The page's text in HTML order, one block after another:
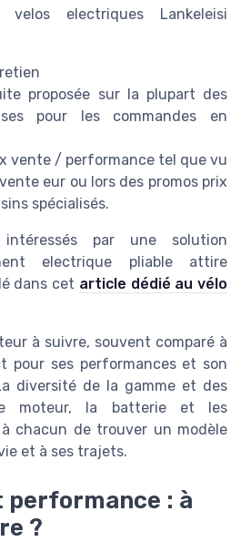
electriques Lankeleisi
proposée sur la plupart des
pour les commandes en
vente / performance tel que vu
eur ou lors des promos prix
spécialisés.
par une solution
electrique pliable attire
dans cet article dédié au vélo
à suivre, souvent comparé à
pour ses performances et son
diversité de la gamme et des
moteur, la batterie et les
chacun de trouver un modèle
et à ses trajets.
performance : à
?